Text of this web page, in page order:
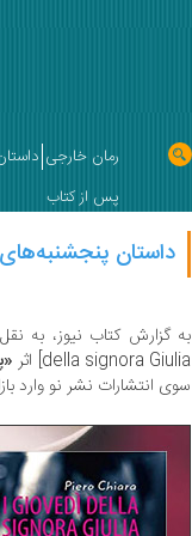
رمان خارجی
پس از کتاب
داستان پنجشنبه‌های خانم
به گزارش کتاب نیوز، به نقل
della signora Giulia] اثر
سوی انتشارات نشر نو وارد